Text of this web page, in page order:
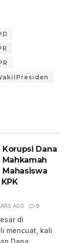
Korupsi Dana
AGO 0
di
mencuat, kali